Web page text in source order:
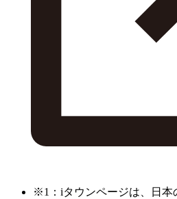
※1：iタウンページは、日本